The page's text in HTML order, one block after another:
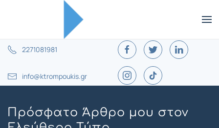
2271081981
info@ktrompoukis.gr
Πρόσφατο Άρθρο μου στον